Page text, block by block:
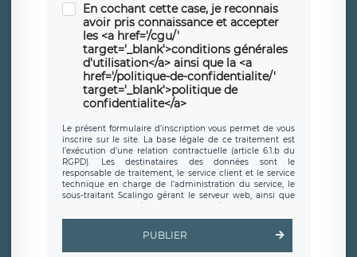
En cochant cette case, je reconnais
avoir pris connaissance et accepter
les <a href='/cgu/'
target='_blank'>conditions générales
d'utilisation</a> ainsi que la <a
href='/politique-de-confidentialite/'
target='_blank'>politique de
confidentialite</a>
Le présent formulaire d’inscription vous permet de vous
inscrire sur le site. La base légale de ce traitement est
l’exécution d’une relation contractuelle (article 6.1.b du
RGPD). Les destinataires des données sont le
responsable de traitement, le service client et le service
technique en charge de l’administration du service, le
sous-traitant Scalingo gérant le serveur web, ainsi que
toute personne légalement autorisée. Le formulaire
d’inscription est hébergé sur un serveur hébergé par
clauses de
protection conformes au RGPD
. Les données collectées
sont conservées jusqu’à ce que l’Internaute en sollicite la
PUBLIER